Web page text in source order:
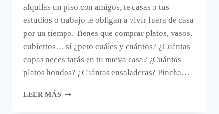
alquilas un piso con amigos, te casas o tus
estudios o trabajo te obligan a vivir fuera de casa
por un tiempo. Tienes que comprar platos, vasos,
cubiertos… sí ¿pero cuáles y cuántos? ¿Cuántas
copas necesitarás en tu nueva casa? ¿Cuántos
platos hondos? ¿Cuántas ensaladeras? Pincha…
LEER MÁS ¿CUÁNTA